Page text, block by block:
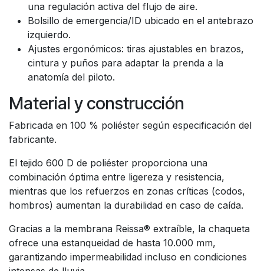
una regulación activa del flujo de aire.
Bolsillo de emergencia/ID ubicado en el antebrazo
izquierdo.
Ajustes ergonómicos: tiras ajustables en brazos,
cintura y puños para adaptar la prenda a la
anatomía del piloto.
Material y construcción
Fabricada en 100 % poliéster según especificación del
fabricante.
El tejido 600 D de poliéster proporciona una
combinación óptima entre ligereza y resistencia,
mientras que los refuerzos en zonas críticas (codos,
hombros) aumentan la durabilidad en caso de caída.
Gracias a la membrana Reissa® extraíble, la chaqueta
ofrece una estanqueidad de hasta 10.000 mm,
garantizando impermeabilidad incluso en condiciones